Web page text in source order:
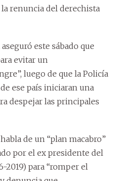
renuncia del derechista
este sábado que
evitar un
luego de que la Policía
ese país iniciaran una
despejar las principales
de un “plan macabro”
por el ex presidente del
2019) para “romper el